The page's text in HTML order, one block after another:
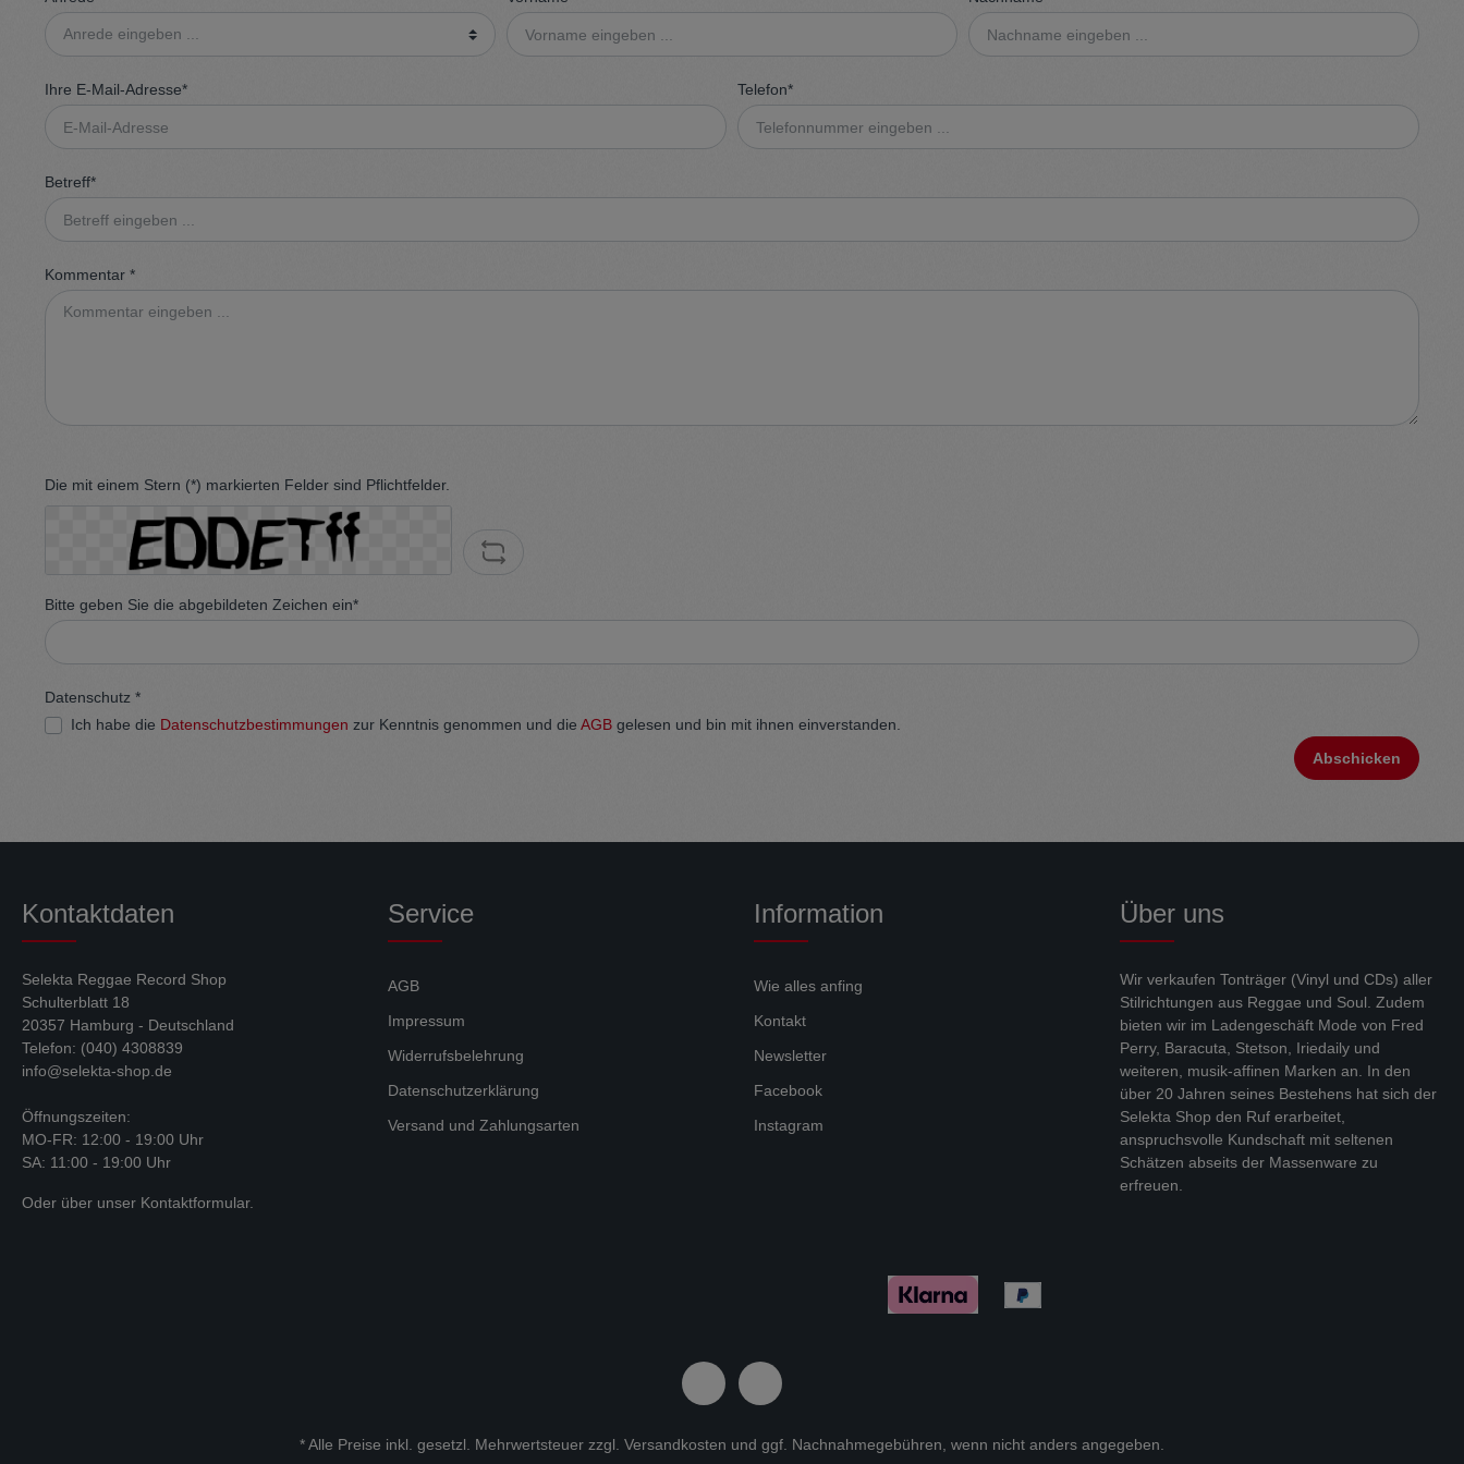
Pullunder Jumpsuit Sweater
Kopfbedeckung Hosen Gürtel Cardigan
Schmuck Mäntel
Ihre E-Mail-Adresse* Telefon*
Betreff*
Kommentar *
Die mit einem Stern (*) markierten Felder sind Pflichtfelder.
Bitte geben Sie die abgebildeten Zeichen ein*
Datenschutz *
Ich habe die Datenschutzbestimmungen zur Kenntnis genommen und die AGB gelesen und bin mit ihnen einverstanden.
Abschicken
Über uns
Wir verkaufen Tonträger (Vinyl und CDs) aller
Stilrichtungen aus Reggae und Soul. Zudem
bieten wir im Ladengeschäft Mode von Fred
Perry, Baracuta, Stetson, Iriedaily und
weiteren, musik-affinen Marken an. In den
über 20 Jahren seines Bestehens hat sich der
Selekta Shop den Ruf erarbeitet,
anspruchsvolle Kundschaft mit seltenen
Schätzen abseits der Massenware zu
erfreuen.
Kontaktdaten
Selekta Reggae Record Shop
Schulterblatt 18
20357 Hamburg - Deutschland
Telefon: (040) 4308839
info@selekta-shop.de
Öffnungszeiten:
MO-FR: 12:00 - 19:00 Uhr
SA: 11:00 - 19:00 Uhr
Oder über unser Kontaktformular.
Service
AGB
Impressum
Widerrufsbelehrung
Datenschutzerklärung
Versand und Zahlungsarten
Information
Wie alles anfing
Kontakt
Newsletter
Facebook
Instagram
* Alle Preise inkl. gesetzl. Mehrwertsteuer zzgl. Versandkosten und ggf. Nachnahmegebühren, wenn nicht anders angegeben.